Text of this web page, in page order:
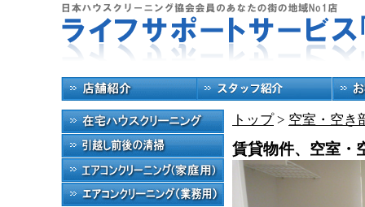
トップ> 空室・空き
賃貸物件、空室・